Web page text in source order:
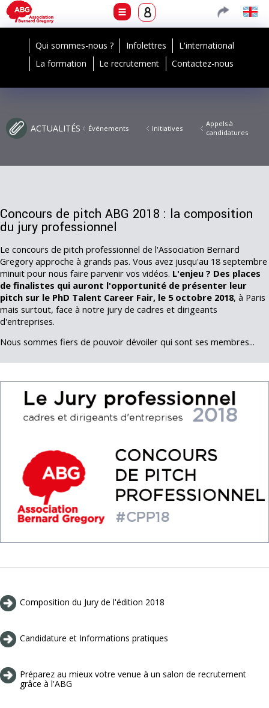
Qui sommes-nous ? Infolettres
L'international
La formation
Le recrutement Contactez-nous
ACTUALITÉS Événements Initiatives
Appels à
candidatures
Concours de pitch ABG 2018 : la composition
du jury professionnel
Le concours de pitch professionnel de l'Association Bernard
Gregory approche à grands pas. Vous avez jusqu'au 18 septembre
minuit pour nous faire parvenir vos vidéos. L'enjeu ? Des places
de finalistes qui auront l'opportunité de présenter leur
pitch sur le PhD Talent Career Fair, le 5 octobre 2018, à Paris
mais surtout, face à notre jury de cadres et dirigeants
d'entreprises.
Nous sommes fiers de pouvoir dévoiler qui sont ses membres...
Composition du Jury de l'édition 2018
Candidature et Informations pratiques
Préparez au mieux votre venue à un salon de recrutement
grâce à l'ABG